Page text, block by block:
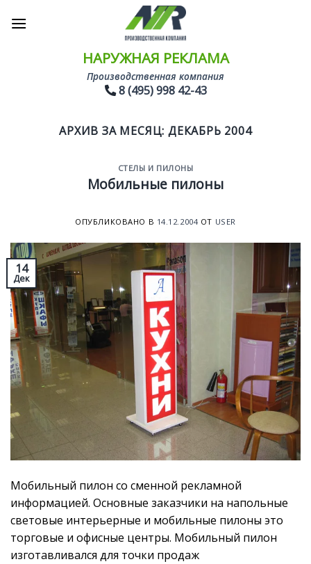
НАРУЖНАЯ РЕКЛАМА
Производственная компания
8 (495) 998 42-43
АРХИВ ЗА МЕСЯЦ:ДЕКАБРЬ 2004
СТЕЛЫ И ПИЛОНЫ
Мобильные пилоны
ОПУБЛИКОВАНО В 14.12.2004ОТ USER
14
Дек
Мобильный пилон со сменной рекламной
информацией. Основные заказчики на напольные
световые интерьерные и мобильные пилоны это
торговые и офисные центры. Мобильный пилон
изготавливался для точки продаж